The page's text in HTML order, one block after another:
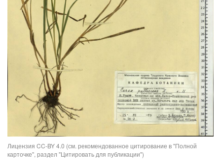
Лицензия CC-BY 4.0 (см. рекомендованное цитирование в "Полной
карточке", раздел "Цитировать для публикации")